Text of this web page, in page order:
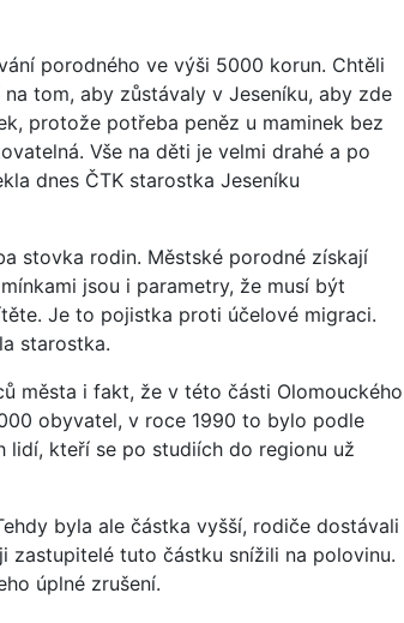
porodného ve výši 5000 korun. Chtěli
tom, aby zůstávaly v Jeseníku, aby zde
protože potřeba peněz u maminek bez
Vše na děti je velmi drahé a po
dnes ČTK starostka Jeseníku
stovka rodin. Městské porodné získají
jsou i parametry, že musí být
Je to pojistka proti účelové migraci.
starostka.
města i fakt, že v této části Olomouckého
obyvatel, v roce 1990 to bylo podle
kteří se po studiích do regionu už
byla ale částka vyšší, rodiče dostávali
zastupitelé tuto částku snížili na polovinu.
úplné zrušení.